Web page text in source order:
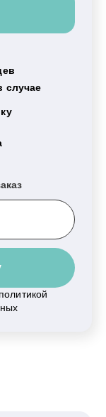
случае
политикой